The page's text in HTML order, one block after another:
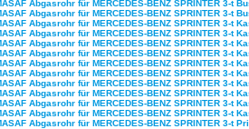
Abgasrohr für MERCEDES-BENZ SPRINTER 3-t
Abgasrohr für MERCEDES-BENZ SPRINTER 3-t
Abgasrohr für MERCEDES-BENZ SPRINTER 3-t
Abgasrohr für MERCEDES-BENZ SPRINTER 3-t
Abgasrohr für MERCEDES-BENZ SPRINTER 3-t
Abgasrohr für MERCEDES-BENZ SPRINTER 3-t
Abgasrohr für MERCEDES-BENZ SPRINTER 3-t
Abgasrohr für MERCEDES-BENZ SPRINTER 3-t
Abgasrohr für MERCEDES-BENZ SPRINTER 3-t
Abgasrohr für MERCEDES-BENZ SPRINTER 3-t
Abgasrohr für MERCEDES-BENZ SPRINTER 3-t
Abgasrohr für MERCEDES-BENZ SPRINTER 3-t
Abgasrohr für MERCEDES-BENZ SPRINTER 3-t